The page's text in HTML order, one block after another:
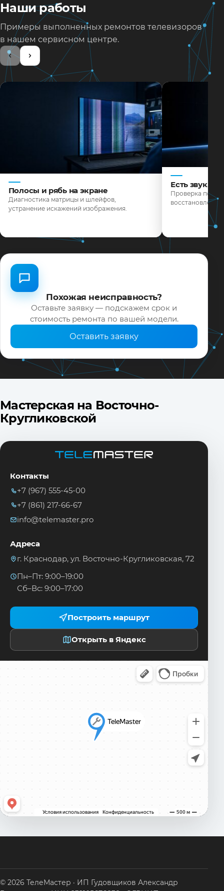
Наши работы
Примеры выполненных ремонтов телевизоров
в нашем сервисном центре.
Полосы и рябь на экране
Диагностика матрицы и шлейфов,
устранение искажений изображения.
Есть звук,
Проверка
восстановление
Похожая неисправность?
Оставьте заявку — подскажем срок и
стоимость ремонта по вашей модели.
Оставить заявку
Мастерская на Восточно-
Кругликовской
Контакты
+7 (967) 555-45-00
+7 (861) 217-66-67
info@telemaster.pro
Адреса
г. Краснодар, ул. Восточно-Кругликовская, 72
Пн–Пт: 9:00–19:00
Сб–Вс: 9:00–17:00
Построить маршрут
Открыть в Яндекс
© 2026 ТелеМастер · ИП Гудовщиков Александр